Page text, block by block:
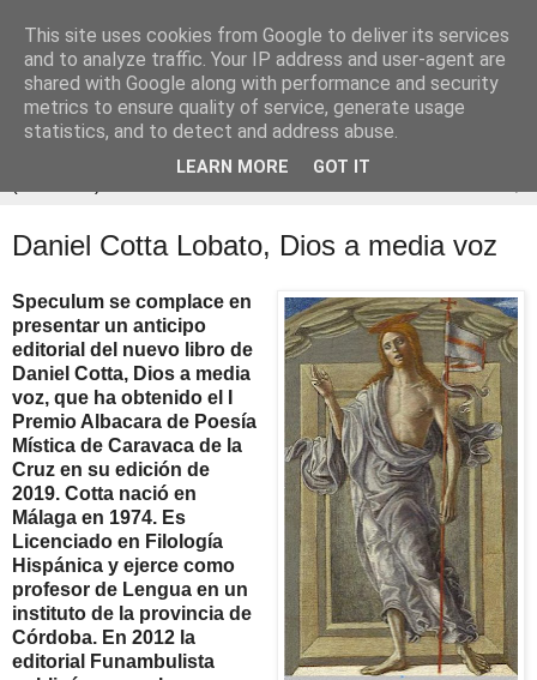
Daniel Cotta Lobato, Dios a media voz
Speculum se complace en
presentar un anticipo
editorial del nuevo libro de
Daniel Cotta, Dios a media
voz, que ha obtenido el I
Premio Albacara de Poesía
Mística de Caravaca de la
Cruz en su edición de
2019. Cotta nació en
Málaga en 1974. Es
Licenciado en Filología
Hispánica y ejerce como
profesor de Lengua en un
instituto de la provincia de
Córdoba. En 2012 la
editorial Funambulista
This site uses cookies from Google to deliver its services
and to analyze traffic. Your IP address and user-agent are
shared with Google along with performance and security
metrics to ensure quality of service, generate usage
statistics, and to detect and address abuse.
LEARN MORE GOT IT